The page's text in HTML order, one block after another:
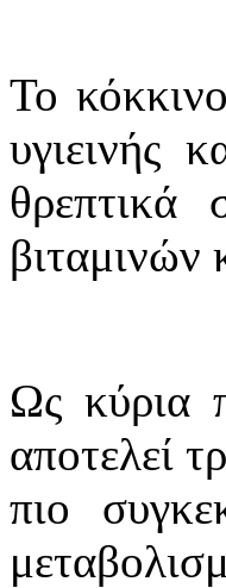
Το
υγιεινής
θρεπτικά
βιταμινών
Ως κύρια
αποτελεί
πιο